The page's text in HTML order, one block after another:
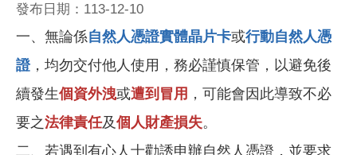
發布日期：113-12-10
一、無論係自然人憑證實體晶片卡或行動自然人憑
證，均勿交付他人使用，務必謹慎保管，以避免後
續發生個資外洩或遭到冒用 ，可能會因此導致不必
要之法律責任及個人財產損失。
二、若遇到有心人士勸誘申辦自然人憑證，並要求